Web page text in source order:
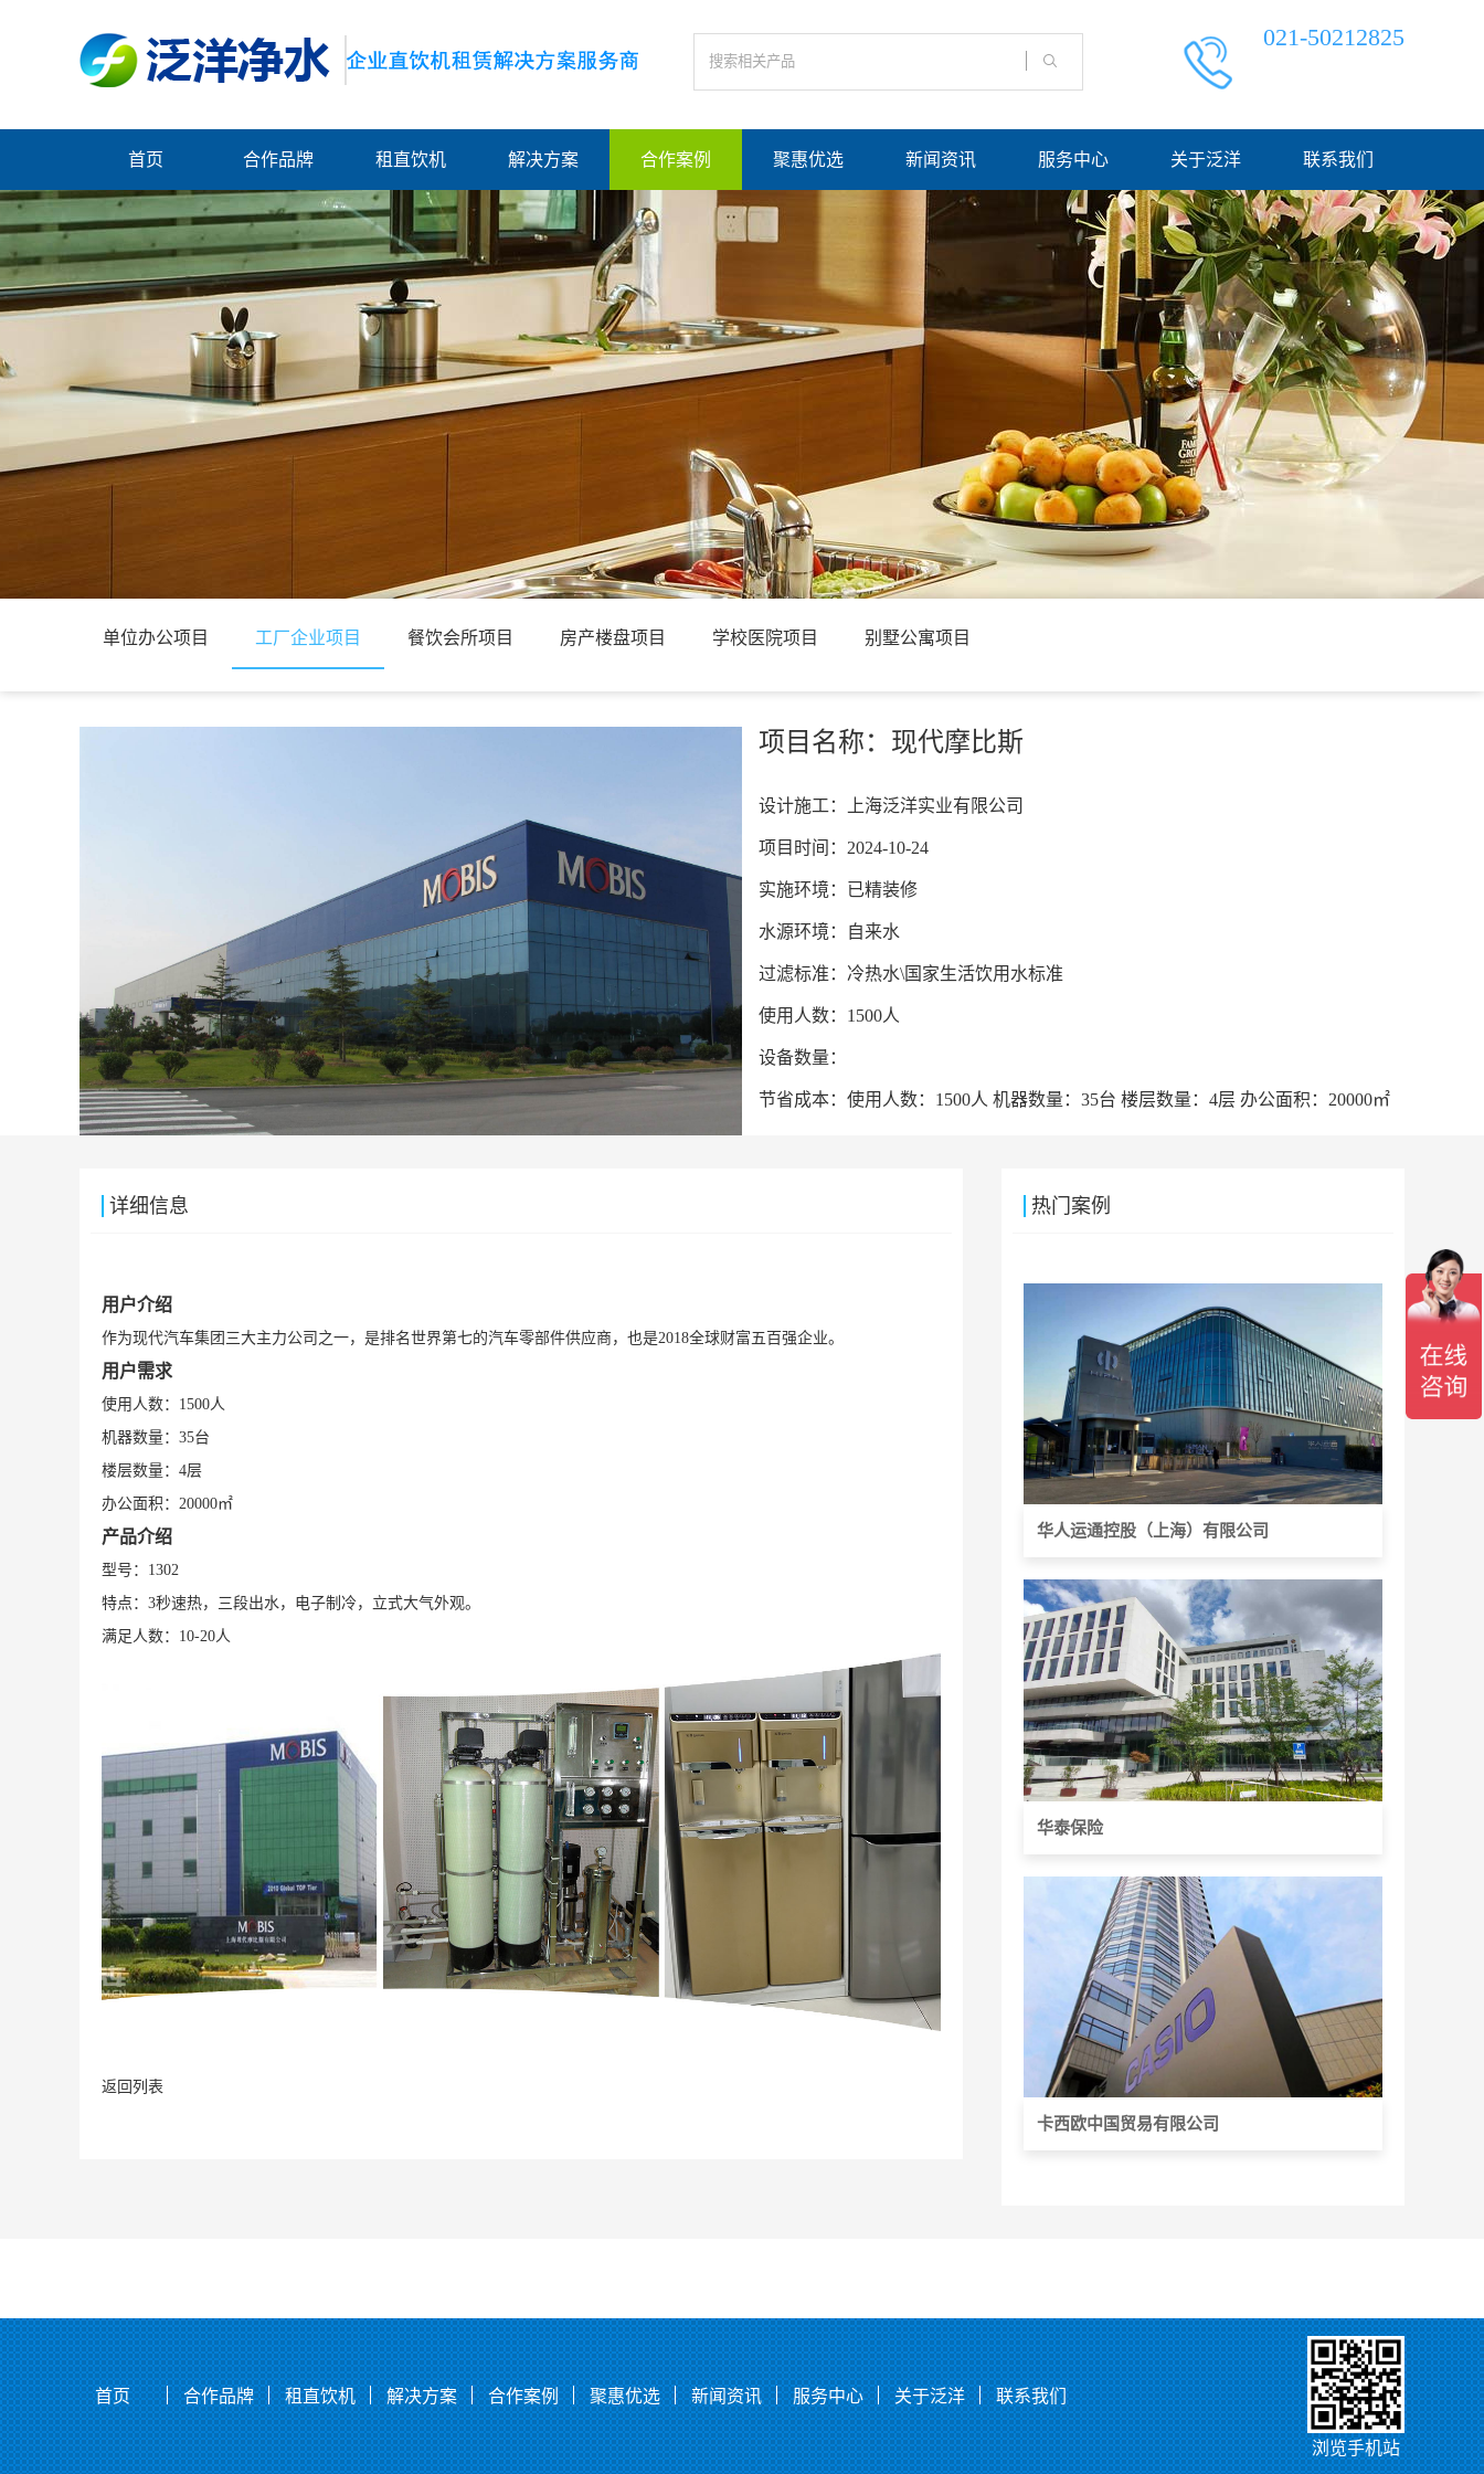
021-50212825
首页 合作品牌 租直饮机 解决方案 合作案例 聚惠优选 新闻资讯 服务中心 关于泛洋 联系我们
单位办公项目 工厂企业项目 餐饮会所项目 房产楼盘项目 学校医院项目 别墅公寓项目
项目名称：现代摩比斯
设计施工：上海泛洋实业有限公司
项目时间：2024-10-24
实施环境：已精装修
水源环境：自来水
过滤标准：冷热水\国家生活饮用水标准
使用人数：1500人
设备数量：
节省成本：使用人数：1500人 机器数量：35台 楼层数量：4层 办公面积：20000㎡
详细信息
用户介绍
作为现代汽车集团三大主力公司之一，是排名世界第七的汽车零部件供应商，也是2018全球财富五百强企业。
用户需求
使用人数：1500人
机器数量：35台
楼层数量：4层
办公面积：20000㎡
产品介绍
型号：1302
特点：3秒速热，三段出水，电子制冷，立式大气外观。
满足人数：10-20人
返回列表
热门案例
华人运通控股（上海）有限公司
华泰保险
卡西欧中国贸易有限公司
首页 合作品牌 租直饮机 解决方案 合作案例 聚惠优选 新闻资讯 服务中心 关于泛洋 联系我们
浏览手机站